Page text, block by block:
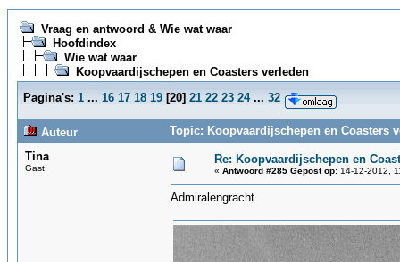
Vraag en antwoord & Wie wat waar
Hoofdindex
Wie wat waar
Koopvaardijschepen en Coasters verleden
Pagina's: 1 ... 16 17 18 19 [20] 21 22 23 24 ... 32
Auteur
Topic: Koopvaardijschepen en Coasters
Tina
Gast
Re: Koopvaardijschepen en
« Antwoord #285 Gepost op: 14-12-2012,
Admiralengracht